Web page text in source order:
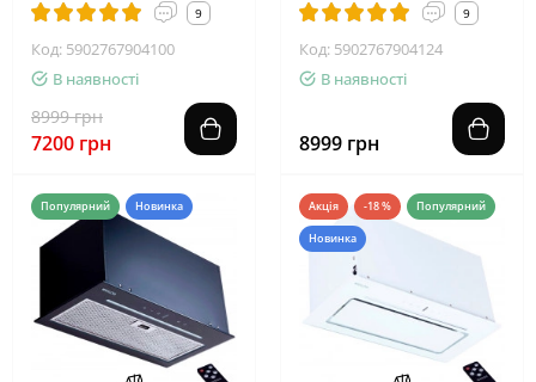
9
Код: 5902767904100
В наявності
8999 грн
7200 грн
9
Код: 5902767904124
В наявності
8999 грн
Популярний Новинка Акція -18 % Популярний
Новинка